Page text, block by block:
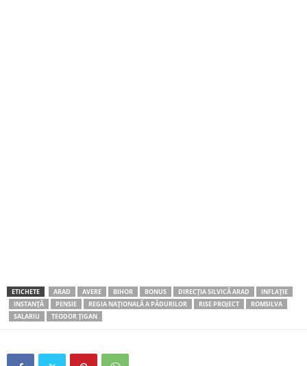
ETICHETE ARAD AVERE BIHOR BONUS DIRECȚIA SILVICĂ ARAD
INFLAȚIE
INSTANȚĂ
PENSIE REGIA NAȚIONALĂ A PĂDURILOR RISE PROJECT
ROMSILVA
SALARIU
TEODOR ȚIGAN